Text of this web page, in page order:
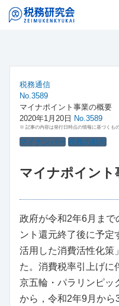
税務通信
No.3589
マイナポイント事業の概要
2020年1月20日 No.3589
※ 記事の内容は発行日時点の情報に基づくも
マイナンバー 税務の動向
マイナポイント
政府が令和2年6月まで
ント還元終了後に予定
活用した消費活性化策
た。消費税率引上げに
京五輪・パラリンピッ
から，令和2年9月か